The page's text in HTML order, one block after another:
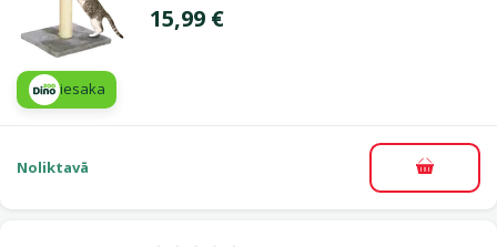
Cena
15,99 €
iesaka
Noliktavā